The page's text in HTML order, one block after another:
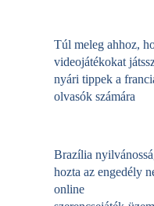
Túl meleg ahhoz,
videojátékokat
nyári tippek a
olvasók számára
Brazília
hozta az engedély
online